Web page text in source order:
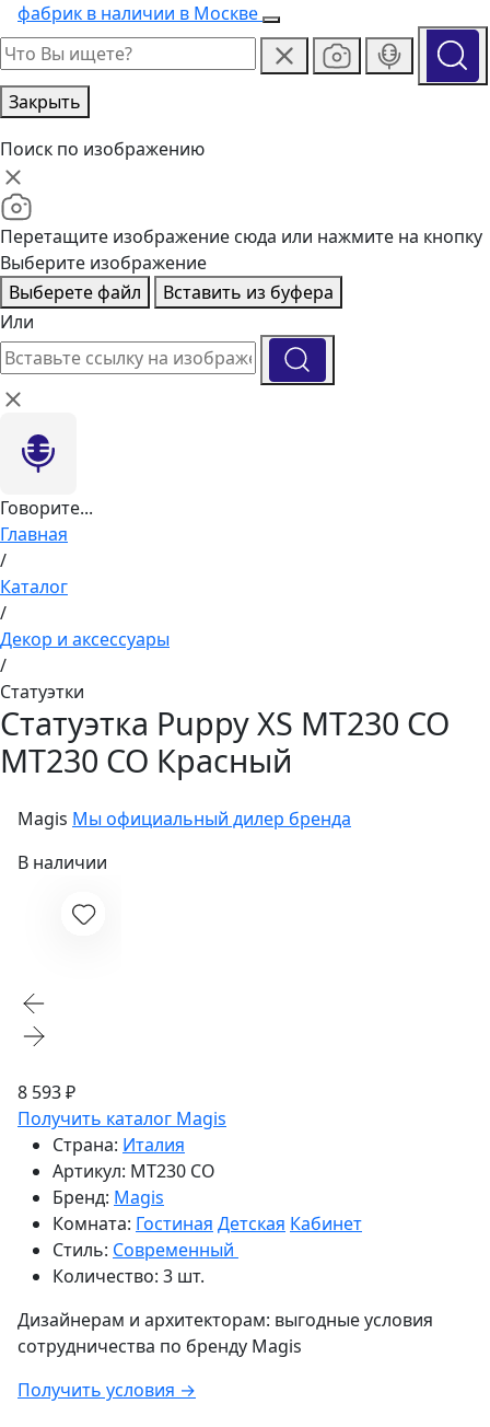
фабрик в наличии в Москве
Закрыть
Поиск по изображению
Перетащите изображение сюда или нажмите на кнопку
Выберите изображение
Выберете файл
Вставить из буфера
Или
Говорите...
Главная
/
Каталог
/
Декор и аксессуары
/
Статуэтки
Статуэтка Puppy XS MT230 CO
MT230 CO Красный
Magis Мы официальный дилер бренда
В наличии
8 593 ₽
Получить каталог Magis
Страна: Италия
Артикул: MT230 CO
Бренд: Magis
Комната: Гостиная Детская Кабинет
Стиль: Современный
Количество: 3 шт.
Дизайнерам и архитекторам: выгодные условия
сотрудничества по бренду Magis
Получить условия →